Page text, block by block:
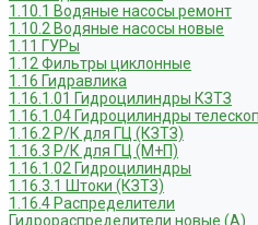
1.10.1 Водяные насосы ремонт
1.10.2 Водяные насосы новые
1.11 ГУРы
1.12 Фильтры циклонные
1.16 Гидравлика
1.16.1.01 Гидроцилиндры КЗТЗ
1.16.1.04 Гидроцилиндры
1.16.2 Р/К для ГЦ (КЗТЗ)
1.16.3 Р/К для ГЦ (М+П)
1.16.1.02 Гидроцилиндры
1.16.3.1 Штоки (КЗТЗ)
1.16.4 Распределители
Гидрораспределители новые (А)